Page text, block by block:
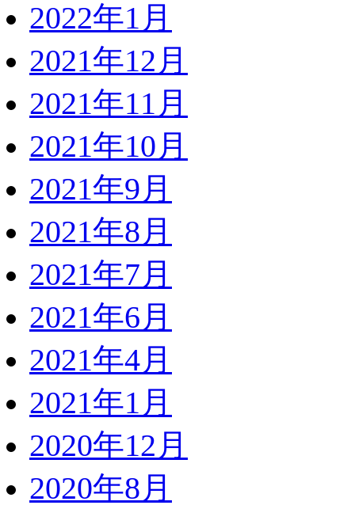
2022年1月
2021年12月
2021年11月
2021年10月
2021年9月
2021年8月
2021年7月
2021年6月
2021年4月
2021年1月
2020年12月
2020年8月